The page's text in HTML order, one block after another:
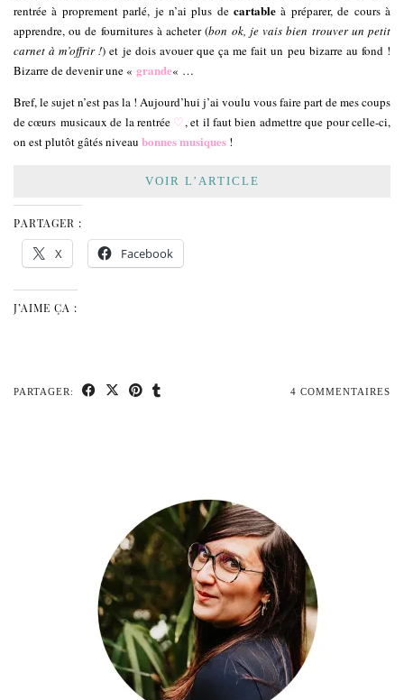
rentrée à proprement parlé, je n’ai plus decartable à préparer, de cours à
apprendre, ou de fournitures à acheter (bon ok, je vais bien trouver un petit
carnet à m’offrir !) et je dois avouer que ça me fait un peu bizarre au fond !
Bizarre de devenir une « grande« …
Bref, le sujet n’est pas la ! Aujourd’hui j’ai voulu vous faire part de mes coups
de cœurs musicaux de la rentrée ♡, et il faut bien admettre que pour celle-ci,
on est plutôt gâtés niveau bonnes musiques !
VOIR L’ARTICLE
PARTAGER :
X Facebook
J’AIME ÇA :
PARTAGER: 4 COMMENTAIRES